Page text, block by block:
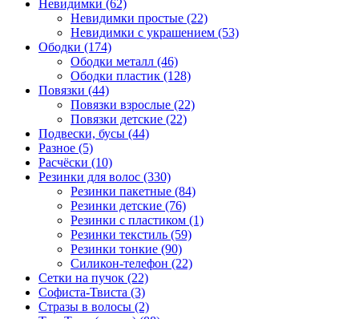
Невидимки (62)
Невидимки простые (22)
Невидимки с украшением (53)
Ободки (174)
Ободки металл (46)
Ободки пластик (128)
Повязки (44)
Повязки взрослые (22)
Повязки детские (22)
Подвески, бусы (44)
Разное (5)
Расчёски (10)
Резинки для волос (330)
Резинки пакетные (84)
Резинки детские (76)
Резинки с пластиком (1)
Резинки текстиль (59)
Резинки тонкие (90)
Силикон-телефон (22)
Сетки на пучок (22)
Софиста-Твиста (3)
Стразы в волосы (2)